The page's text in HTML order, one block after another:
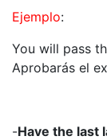
Ejemplo:
You will pass
Aprobarás el
-Have the last